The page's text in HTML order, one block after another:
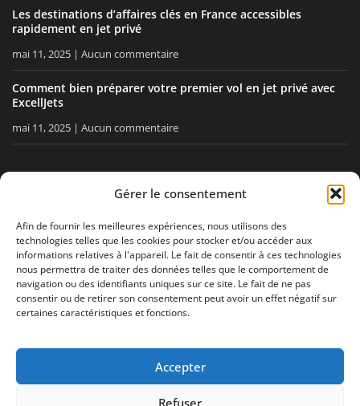
Gérer le consentement
Afin de fournir les meilleures expériences, nous utilisons des
technologies telles que les cookies pour stocker et/ou accéder aux
informations relatives à l'appareil. Le fait de consentir à ces technologies
nous permettra de traiter des données telles que le comportement de
navigation ou des identifiants uniques sur ce site. Le fait de ne pas
consentir ou de retirer son consentement peut avoir un effet négatif sur
certaines caractéristiques et fonctions.
Accepter
Refuser
Les destinations d’affaires clés en France accessibles
rapidement en jet privé
mai 11, 2025 Aucun commentaire
Comment bien préparer votre premier vol en jet privé avec
ExcellJets
mai 11, 2025 Aucun commentaire
RESTEZ INFORMÉ
Recevez nos conseils, nos actualités directement dans votre
boîte email.
J'acceptela politique de confidentialité